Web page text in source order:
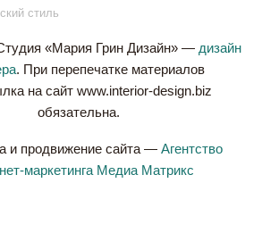
стиль
«Мария Грин Дизайн» — дизайн
. При перепечатке материалов
на сайт www.interior-design.biz
обязательна.
и продвижение сайта — Агентство
маркетинга Медиа Матрикс